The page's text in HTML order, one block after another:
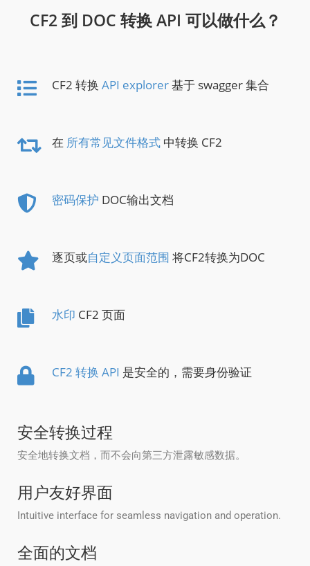
CF2 到 DOC 转换 API 可以做什么？
CF2 转换 API explorer基于 swagger 集合
在 所有常见文件格式 中转换 CF2
密码保护 DOC输出文档
逐页或自定义页面范围 将CF2转换为DOC
水印 CF2 页面
CF2 转换 API 是安全的，需要身份验证
安全转换过程
安全地转换文档，而不会向第三方泄露敏感数据。
用户友好界面
Intuitive interface for seamless navigation and operation.
全面的文档